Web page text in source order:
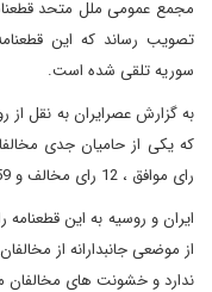
مجمع عمومی ملل متحد
تصویب رساند که این
سوریه تلقی شده است.
به گزارش عصرایران به نقل
رای موافق ، 12 رای مخالف و 59 رای ممتنع به تصویب رسید.
ایران و روسیه به این
از موضعی جانبدارانه از
ندارد و خشونت های